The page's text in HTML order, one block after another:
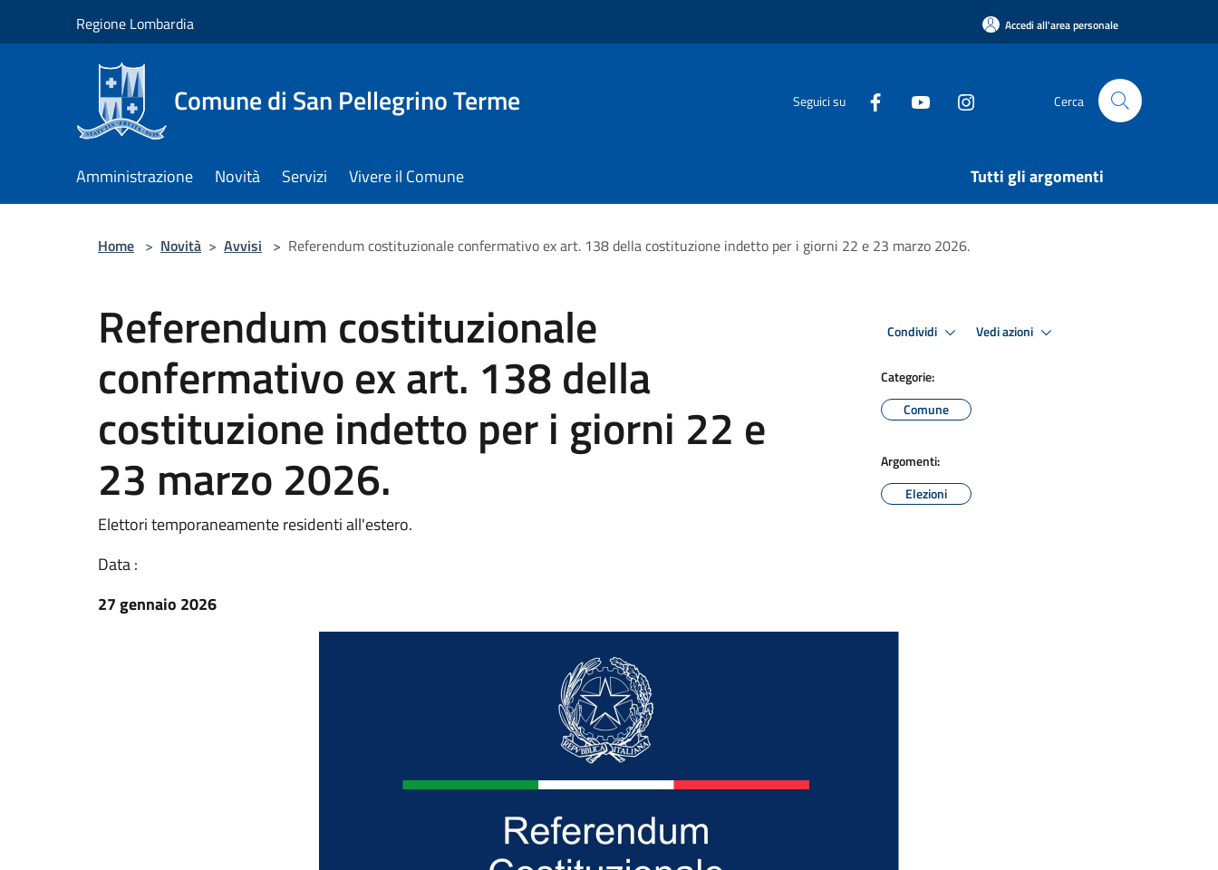
Regione Lombardia Accedi all'area personale
Comune di San Pellegrino Terme Seguici su Cerca
Amministrazione Novità Servizi Vivere il Comune Tutti gli argomenti
Home > Novità > Avvisi > Referendum costituzionale confermativo ex art. 138 della costituzione indetto per i giorni 22 e 23 marzo 2026.
Referendum costituzionale
confermativo ex art. 138 della
costituzione indetto per i giorni 22 e
23 marzo 2026.
Elettori temporaneamente residenti all'estero.
Data :
27 gennaio 2026
Condividi Vedi azioni
Categorie:
Comune
Argomenti:
Elezioni